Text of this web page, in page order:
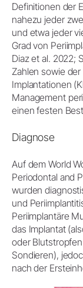
Definitionen der
nahezu jeder
und etwa jeder
Grad von
Diaz et al. 2022;
Zahlen sowie
Implantationen
Management
einen festen
Diagnose
Auf dem World
Periodontal and
wurden
und
Periimplantäre
das Implantat
oder
Sondieren),
nach der